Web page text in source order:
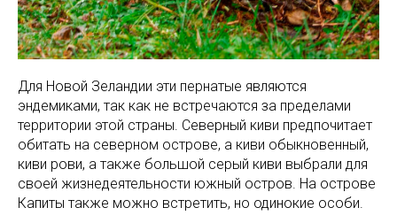
Для Новой Зеландии эти пернатые являются
эндемиками, так как не встречаются за пределами
территории этой страны. Северный киви предпочитает
обитать на северном острове, а киви обыкновенный,
киви рови, а также большой серый киви выбрали для
своей жизнедеятельности южный остров. На острове
Капиты также можно встретить, но одинокие особи.